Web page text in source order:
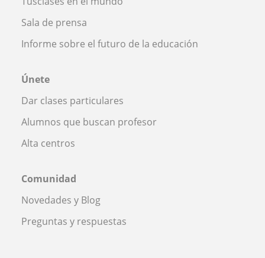
Sala de prensa
Informe sobre el futuro de la educación
Únete
Dar clases particulares
Alumnos que buscan profesor
Alta centros
Comunidad
Novedades y Blog
Preguntas y respuestas